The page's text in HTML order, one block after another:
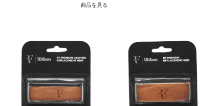
商品を見る